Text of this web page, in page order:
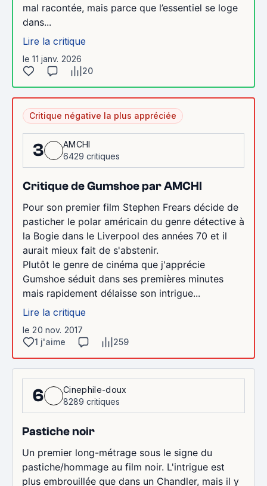
mal racontée, mais parce que l’essentiel se loge
dans...
Lire la critique
le 11 janv. 2026
20
Critique négative la plus appréciée
3
AMCHI
6429 critiques
Critique de Gumshoe par AMCHI
Pour son premier film Stephen Frears décide de
pasticher le polar américain du genre détective à
la Bogie dans le Liverpool des années 70 et il
aurait mieux fait de s'abstenir.
Plutôt le genre de cinéma que j'apprécie
Gumshoe séduit dans ses premières minutes
mais rapidement délaisse son intrigue...
Lire la critique
le 20 nov. 2017
1 j'aime
259
6
Cinephile-doux
8289 critiques
Pastiche noir
Un premier long-métrage sous le signe du
pastiche/hommage au film noir. L'intrigue est
plus embrouillée que dans un Chandler, mais il y